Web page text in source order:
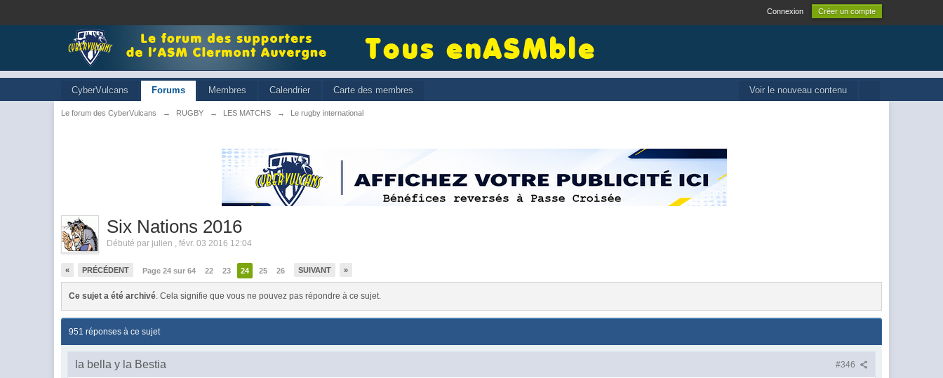
Connexion Créer un compte
Voir le nouveau contenu
CyberVulcans Forums Membres Calendrier Carte des membres
Le forum des CyberVulcans → RUGBY → LES MATCHS → Le rugby international
Six Nations 2016
Débuté par julien ,févr. 03 2016 12:04
« PRÉCÉDENT Page 24 sur 64 22 23 24 25 26 SUIVANT »
Ce sujet a été archivé. Cela signifie que vous ne pouvez pas répondre à ce sujet.
951 réponses à ce sujet
#346
la bella y la Bestia